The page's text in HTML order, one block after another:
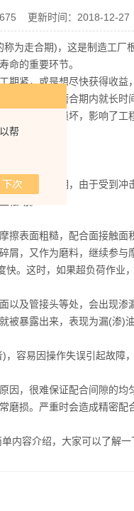
帮
更新时间：2018-12-27
为走合期)，这是制造工厂
命的重要环节。
紧，或是想尽快获得收益
是机器在磨合期内就长时
还因为机器损坏，影响了工
在使用初期，由于受到冲
松动。
表面粗糙，配合面接触面
，又作为磨料，继续参与
。这时，如果超负荷作业
及管接头等处，会出现渗
暴露出来，表现为漏(渗)
易因操作失误引起故障，
，很难保证配合间隙的均
磨损。严重时会造成精密
容介绍，大家可以了解一